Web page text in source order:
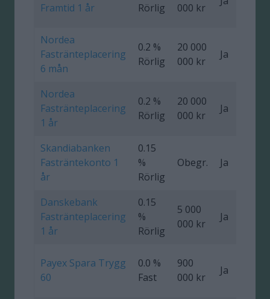
Framtid 1 år Rörlig 000 kr
Nordea
Fastränteplacering
6 mån
0.2 %
Rörlig
20 000
000 kr
Ja
Nordea
Fastränteplacering
1 år
0.2 %
Rörlig
20 000
000 kr
Ja
Skandiabanken
Fasträntekonto 1
år
0.15
%
Rörlig
Obegr. Ja
Danskebank
Fastränteplacering
1 år
0.15
%
Rörlig
5 000
000 kr
Ja
Payex Spara Trygg
60
0.0 %
Fast
900
000 kr
Ja